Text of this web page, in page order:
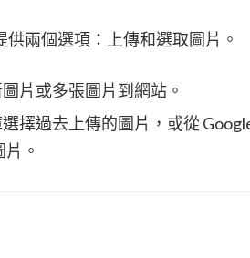
兩個選項：上傳和選取圖片。
片或多張圖片到網站。
擇過去上傳的圖片，或從
。